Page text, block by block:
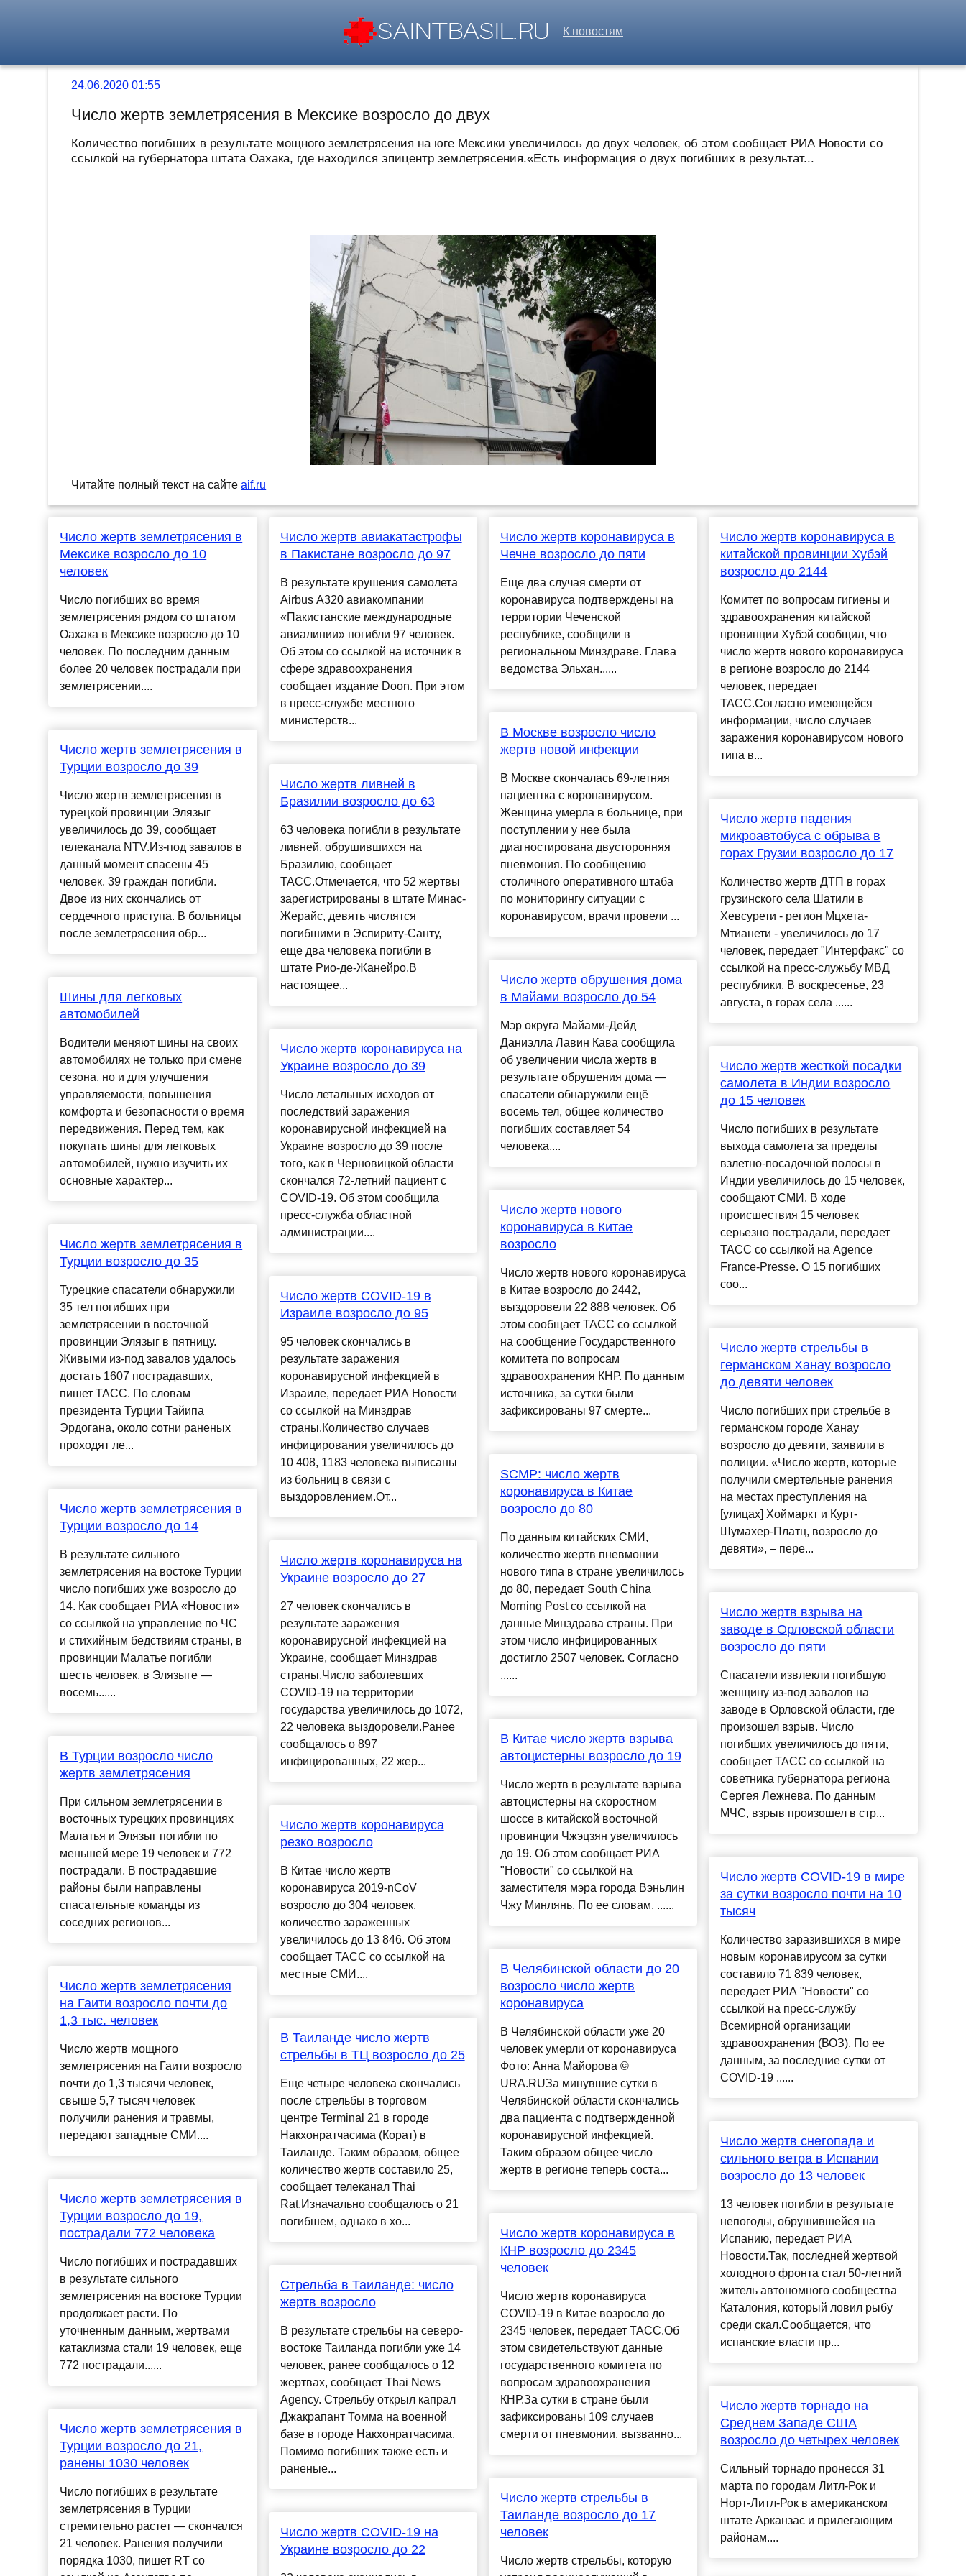
К новостям
24.06.2020 01:55
Число жертв землетрясения в Мексике возросло до двух
Количество погибших в результате мощного землетрясения на юге Мексики увеличилось до двух человек, об этом сообщает РИА Новости со
ссылкой на губернатора штата Оахака, где находился эпицентр землетрясения.«Есть информация о двух погибших в результат...
Читайте полный текст на сайтеaif.ru
Число жертв землетрясения в
Мексике возросло до 10
человек
Число погибших во время
землетрясения рядом со штатом
Оахака в Мексике возросло до 10
человек. По последним данным
более 20 человек пострадали при
землетрясении....
Число жертв землетрясения в
Турции возросло до 39
Число жертв землетрясения в
турецкой провинции Элязыг
увеличилось до 39, сообщает
телеканала NTV.Из-под завалов в
данный момент спасены 45
человек. 39 граждан погибли.
Двое из них скончались от
сердечного приступа. В больницы
после землетрясения обр...
Шины для легковых
автомобилей
Водители меняют шины на своих
автомобилях не только при смене
сезона, но и для улучшения
управляемости, повышения
комфорта и безопасности о время
передвижения. Перед тем, как
покупать шины для легковых
автомобилей, нужно изучить их
основные характер...
Число жертв землетрясения в
Турции возросло до 35
Турецкие спасатели обнаружили
35 тел погибших при
землетрясении в восточной
провинции Элязыг в пятницу.
Живыми из-под завалов удалось
достать 1607 пострадавших,
пишет ТАСС. По словам
президента Турции Тайипа
Эрдогана, около сотни раненых
проходят ле...
Число жертв землетрясения в
Турции возросло до 14
В результате сильного
землетрясения на востоке Турции
число погибших уже возросло до
14. Как сообщает РИА «Новости»
со ссылкой на управление по ЧС
и стихийным бедствиям страны, в
провинции Малатье погибли
шесть человек, в Элязыге —
восемь......
В Турции возросло число
жертв землетрясения
При сильном землетрясении в
восточных турецких провинциях
Малатья и Элязыг погибли по
меньшей мере 19 человек и 772
пострадали. В пострадавшие
районы были направлены
спасательные команды из
соседних регионов...
Число жертв землетрясения
на Гаити возросло почти до
1,3 тыс. человек
Число жертв мощного
землетрясения на Гаити возросло
почти до 1,3 тысячи человек,
свыше 5,7 тысяч человек
получили ранения и травмы,
передают западные СМИ....
Число жертв землетрясения в
Турции возросло до 19,
пострадали 772 человека
Число погибших и пострадавших
в результате сильного
землетрясения на востоке Турции
продолжает расти. По
уточненным данным, жертвами
катаклизма стали 19 человек, еще
772 пострадали......
Число жертв землетрясения в
Турции возросло до 21,
ранены 1030 человек
Число погибших в результате
землетрясения в Турции
стремительно растет — скончался
21 человек. Ранения получили
порядка 1030, пишет RT со
Число жертв авиакатастрофы
в Пакистане возросло до 97
В результате крушения самолета
Airbus A320 авиакомпании
«Пакистанские международные
авиалинии» погибли 97 человек.
Об этом со ссылкой на источник в
сфере здравоохранения
сообщает издание Doon. При этом
в пресс-службе местного
министерств...
Число жертв ливней в
Бразилии возросло до 63
63 человека погибли в результате
ливней, обрушившихся на
Бразилию, сообщает
ТАСС.Отмечается, что 52 жертвы
зарегистрированы в штате Минас-
Жерайс, девять числятся
погибшими в Эспириту-Санту,
еще два человека погибли в
штате Рио-де-Жанейро.В
настоящее...
Число жертв коронавируса на
Украине возросло до 39
Число летальных исходов от
последствий заражения
коронавирусной инфекцией на
Украине возросло до 39 после
того, как в Черновицкой области
скончался 72-летний пациент с
COVID-19. Об этом сообщила
пресс-служба областной
администрации....
Число жертв COVID-19 в
Израиле возросло до 95
95 человек скончались в
результате заражения
коронавирусной инфекцией в
Израиле, передает РИА Новости
со ссылкой на Минздрав
страны.Количество случаев
инфицирования увеличилось до
10 408, 1183 человека выписаны
из больниц в связи с
выздоровлением.От...
Число жертв коронавируса на
Украине возросло до 27
27 человек скончались в
результате заражения
коронавирусной инфекцией на
Украине, сообщает Минздрав
страны.Число заболевших
COVID-19 на территории
государства увеличилось до 1072,
22 человека выздоровели.Ранее
сообщалось о 897
инфицированных, 22 жер...
Число жертв коронавируса
резко возросло
В Китае число жертв
коронавируса 2019-nCoV
возросло до 304 человек,
количество зараженных
увеличилось до 13 846. Об этом
сообщает ТАСС со ссылкой на
местные СМИ....
В Таиланде число жертв
стрельбы в ТЦ возросло до 25
Еще четыре человека скончались
после стрельбы в торговом
центре Terminal 21 в городе
Накхонратчасима (Корат) в
Таиланде. Таким образом, общее
количество жертв составило 25,
сообщает телеканал Thai
Rat.Изначально сообщалось о 21
погибшем, однако в хо...
Стрельба в Таиланде: число
жертв возросло
В результате стрельбы на северо-
востоке Таиланда погибли уже 14
человек, ранее сообщалось о 12
жертвах, сообщает Thai News
Agency. Стрельбу открыл капрал
Джакрапант Томма на военной
базе в городе Накхонратчасима.
Помимо погибших также есть и
раненые...
Число жертв COVID-19 на
Украине возросло до 22
Число жертв коронавируса в
Чечне возросло до пяти
Еще два случая смерти от
коронавируса подтверждены на
территории Чеченской
республике, сообщили в
региональном Минздраве. Глава
ведомства Эльхан......
В Москве возросло число
жертв новой инфекции
В Москве скончалась 69-летняя
пациентка с коронавирусом.
Женщина умерла в больнице, при
поступлении у нее была
диагностирована двусторонняя
пневмония. По сообщению
столичного оперативного штаба
по мониторингу ситуации с
коронавирусом, врачи провели ...
Число жертв обрушения дома
в Майами возросло до 54
Мэр округа Майами-Дейд
Даниэлла Лавин Кава сообщила
об увеличении числа жертв в
результате обрушения дома —
спасатели обнаружили ещё
восемь тел, общее количество
погибших составляет 54
человека....
Число жертв нового
коронавируса в Китае
возросло
Число жертв нового коронавируса
в Китае возросло до 2442,
выздоровели 22 888 человек. Об
этом сообщает ТАСС со ссылкой
на сообщение Государственного
комитета по вопросам
здравоохранения КНР. По данным
источника, за сутки были
зафиксированы 97 смерте...
SCMP: число жертв
коронавируса в Китае
возросло до 80
По данным китайских СМИ,
количество жертв пневмонии
нового типа в стране увеличилось
до 80, передает South China
Morning Post со ссылкой на
данные Минздрава страны. При
этом число инфицированных
достигло 2507 человек. Согласно
......
В Китае число жертв взрыва
автоцистерны возросло до 19
Число жертв в результате взрыва
автоцистерны на скоростном
шоссе в китайской восточной
провинции Чжэцзян увеличилось
до 19. Об этом сообщает РИА
"Новости" со ссылкой на
заместителя мэра города Вэньлин
Чжу Минлянь. По ее словам, ......
В Челябинской области до 20
возросло число жертв
коронавируса
В Челябинской области уже 20
человек умерли от коронавируса
Фото: Анна Майорова ©
URA.RUЗа минувшие сутки в
Челябинской области скончались
два пациента с подтвержденной
коронавирусной инфекцией.
Таким образом общее число
жертв в регионе теперь соста...
Число жертв коронавируса в
КНР возросло до 2345
человек
Число жертв коронавируса
COVID-19 в Китае возросло до
2345 человек, передает ТАСС.Об
этом свидетельствуют данные
государственного комитета по
вопросам здравоохранения
КНР.За сутки в стране были
зафиксированы 109 случаев
смерти от пневмонии, вызванно...
Число жертв стрельбы в
Таиланде возросло до 17
человек
Число жертв стрельбы, которую
Число жертв коронавируса в
китайской провинции Хубэй
возросло до 2144
Комитет по вопросам гигиены и
здравоохранения китайской
провинции Хубэй сообщил, что
число жертв нового коронавируса
в регионе возросло до 2144
человек, передает
ТАСС.Согласно имеющейся
информации, число случаев
заражения коронавирусом нового
типа в...
Число жертв падения
микроавтобуса с обрыва в
горах Грузии возросло до 17
Количество жертв ДТП в горах
грузинского села Шатили в
Хевсурети - регион Мцхета-
Мтианети - увеличилось до 17
человек, передает "Интерфакс" со
ссылкой на пресс-служьбу МВД
республики. В воскресенье, 23
августа, в горах села ......
Число жертв жесткой посадки
самолета в Индии возросло
до 15 человек
Число погибших в результате
выхода самолета за пределы
взлетно-посадочной полосы в
Индии увеличилось до 15 человек,
сообщают СМИ. В ходе
происшествия 15 человек
серьезно пострадали, передает
ТАСС со ссылкой на Agence
France-Presse. О 15 погибших
соо...
Число жертв стрельбы в
германском Ханау возросло
до девяти человек
Число погибших при стрельбе в
германском городе Ханау
возросло до девяти, заявили в
полиции. «Число жертв, которые
получили смертельные ранения
на местах преступления на
[улицах] Хоймаркт и Курт-
Шумахер-Платц, возросло до
девяти», – пере...
Число жертв взрыва на
заводе в Орловской области
возросло до пяти
Спасатели извлекли погибшую
женщину из-под завалов на
заводе в Орловской области, где
произошел взрыв. Число
погибших увеличилось до пяти,
сообщает ТАСС со ссылкой на
советника губернатора региона
Сергея Лежнева. По данным
МЧС, взрыв произошел в стр...
Число жертв COVID-19 в мире
за сутки возросло почти на 10
тысяч
Количество заразившихся в мире
новым коронавирусом за сутки
составило 71 839 человек,
передает РИА "Новости" со
ссылкой на пресс-службу
Всемирной организации
здравоохранения (ВОЗ). По ее
данным, за последние сутки от
COVID-19 ......
Число жертв снегопада и
сильного ветра в Испании
возросло до 13 человек
13 человек погибли в результате
непогоды, обрушившейся на
Испанию, передает РИА
Новости.Так, последней жертвой
холодного фронта стал 50-летний
житель автономного сообщества
Каталония, который ловил рыбу
среди скал.Сообщается, что
испанские власти пр...
Число жертв торнадо на
Среднем Западе США
возросло до четырех человек
Сильный торнадо пронесся 31
марта по городам Литл-Рок и
Норт-Литл-Рок в американском
штате Арканзас и прилегающим
районам....